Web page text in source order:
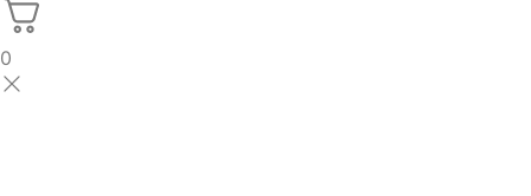
0